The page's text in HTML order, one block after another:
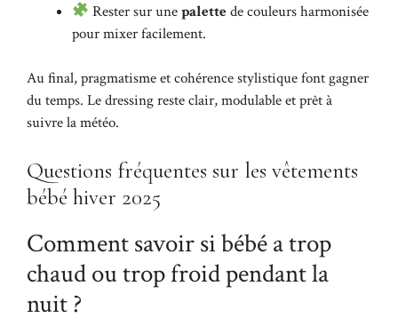
Rester sur unepalettede couleurs harmonisée
pour mixer facilement.
Au final, pragmatisme et cohérence stylistique font gagner
du temps. Le dressing reste clair, modulable et prêt à
suivre la météo.
Questions fréquentes sur les vêtements
bébé hiver 2025
Comment savoir si bébé a trop
chaud ou trop froid pendant la
nuit ?